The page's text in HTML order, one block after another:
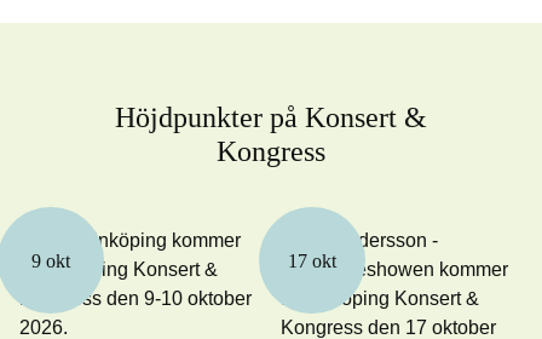
Höjdpunkter på Konsert &
Kongress
9 okt 17 okt